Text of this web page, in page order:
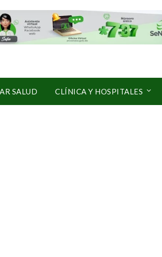
SALUD CLÍNICA Y HOSPITALES